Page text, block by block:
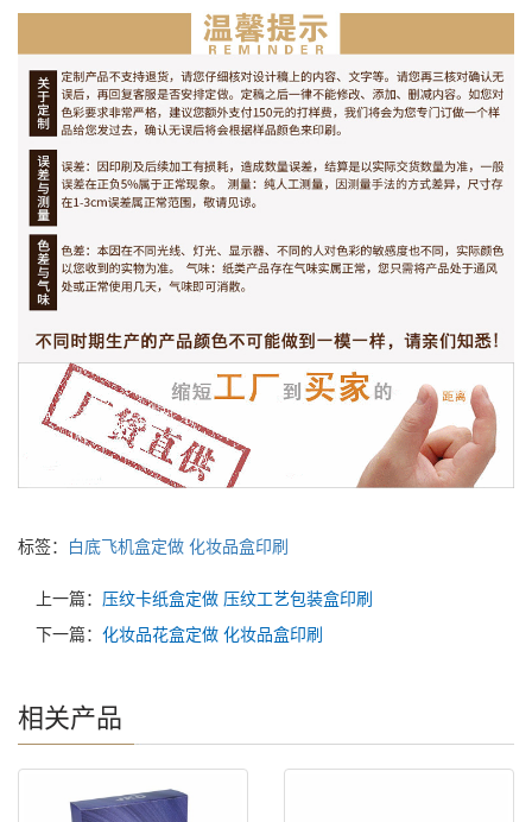
标签： 白底飞机盒定做 化妆品盒印刷
上一篇： 压纹卡纸盒定做 压纹工艺包装盒印刷
下一篇： 化妆品花盒定做 化妆品盒印刷
相关产品